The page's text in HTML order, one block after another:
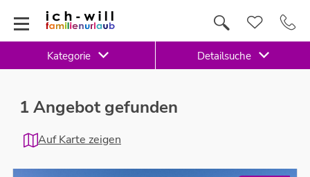
Kategorie Detailsuche
1 Angebot gefunden
Auf Karte zeigen